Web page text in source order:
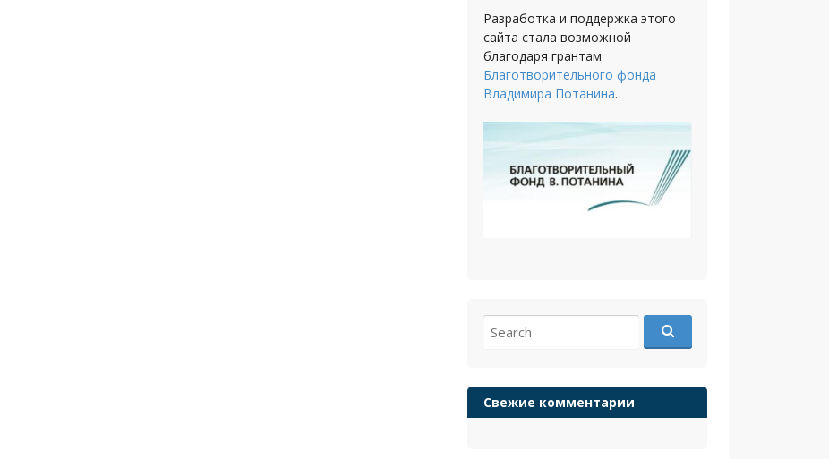
Разработка и поддержка этого
сайта стала возможной
благодаря грантам
Благотворительного фонда
Владимира Потанина.
for:
Свежие комментарии